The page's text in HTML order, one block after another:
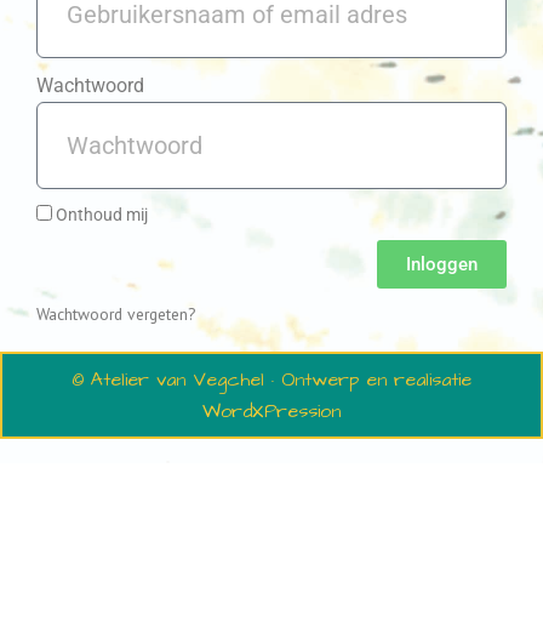
Wachtwoord
Onthoud mij
Inloggen
Wachtwoord vergeten?
© Atelier van Vegchel · Ontwerp en realisatie
WordXPression